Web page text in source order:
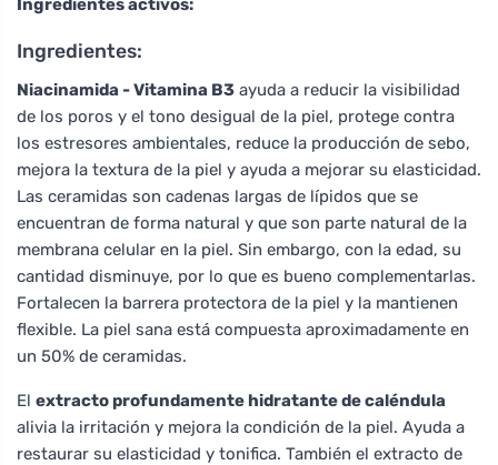
Ingredientes:
Niacinamida - Vitamina B3 ayuda a reducir la visibilidad
de los poros y el tono desigual de la piel, protege contra
los estresores ambientales, reduce la producción de sebo,
mejora la textura de la piel y ayuda a mejorar su elasticidad.
Las ceramidas son cadenas largas de lípidos que se
encuentran de forma natural y que son parte natural de la
membrana celular en la piel. Sin embargo, con la edad, su
cantidad disminuye, por lo que es bueno complementarlas.
Fortalecen la barrera protectora de la piel y la mantienen
flexible. La piel sana está compuesta aproximadamente en
un 50% de ceramidas.
El extracto profundamente hidratante de caléndula
alivia la irritación y mejora la condición de la piel. Ayuda a
restaurar su elasticidad y tonifica. También el extracto de